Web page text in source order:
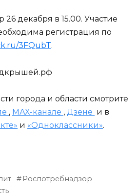
декабря в 15.00. Участие
регистрация по
3FQubT.
города и области смотрите
, МАХ-канале , Дзене и в
и «Одноклассники».
Роспотребнадзор